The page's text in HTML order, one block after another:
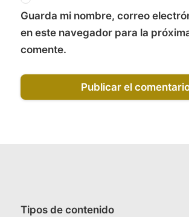
Guarda mi nombre, correo
en este navegador para la
comente.
Tipos de contenido